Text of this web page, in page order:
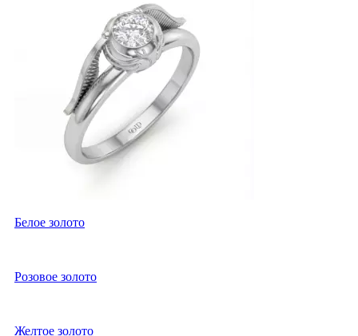
Белое золото
Розовое золото
Желтое золото